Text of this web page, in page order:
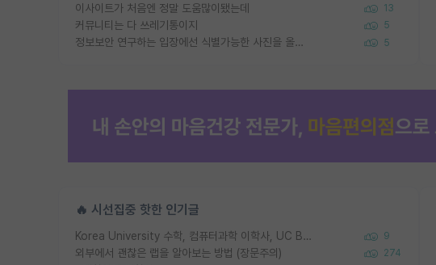
이사이트가 처음엔 정말 도움많이됐는데 13
커뮤니티는 다 쓰레기통이지 5
정보보안 연구하는 입장에선 식별가능한 사진을 올리는건 비추이긴함 5
🔥 시선집중 핫한 인기글
Korea University 수학, 컴퓨터과학 이학사, UC Berkeley 산업공학 대학원 공학박사가 되는 것은 쉽지 않겠죠? 9
외부에서 괜찮은 랩을 알아보는 방법 (장문주의) 274